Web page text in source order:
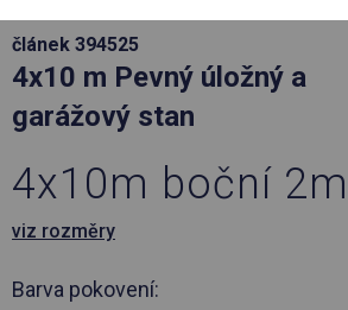
článek 394525
4x10 m Pevný úložný a
garážový stan
4x10m boční 2m
viz rozměry
Barva pokovení: